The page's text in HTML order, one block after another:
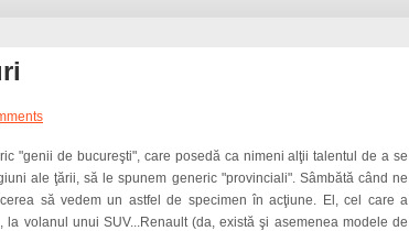
"genii de bucureşti", care posedă ca nimeni alţii talentul de a se
ale ţării, să le spunem generic "provinciali". Sâmbătă când ne
să vedem un astfel de specimen în acţiune. El, cel care a
volanul unui SUV...Renault (da, există şi asemenea modele de